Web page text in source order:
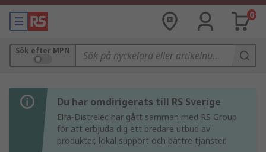
0
Sök efter MPN
Du har omdirigerats till RS Sverige
Elfa-Distrelec har gått samman med RS Group
för att erbjuda dig ett bredare utbud av
produkter, lokal support och bättre tjänster.